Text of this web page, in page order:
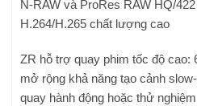
ZR hỗ trợ quay phim tốc độ cao:
mở rộng khả năng tạo cảnh
quay hành động hoặc thử